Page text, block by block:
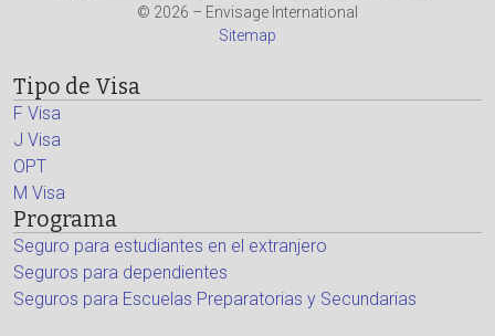
© 2026 – Envisage International
Sitemap
Tipo de Visa
F Visa
J Visa
OPT
M Visa
Programa
Seguro para estudiantes en el extranjero
Seguros para dependientes
Seguros para Escuelas Preparatorias y Secundarias